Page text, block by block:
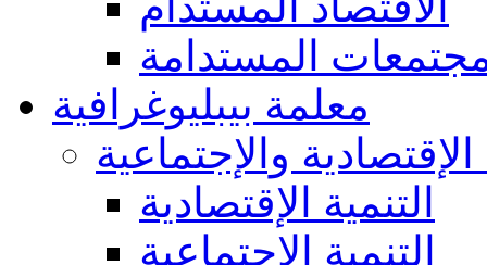
المستدامة
معلمة بيبليوغرافية
الإقتصادية والإجتماعية
التنمية الإقتصادية
التنمية الإجتماعية